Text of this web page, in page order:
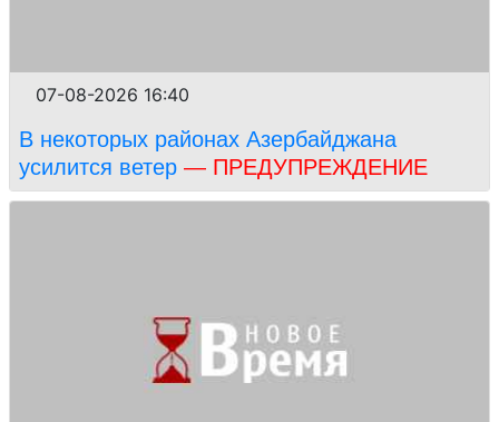
07-08-2026 16:40
В некоторых районах Азербайджана
усилится ветер — ПРЕДУПРЕЖДЕНИЕ